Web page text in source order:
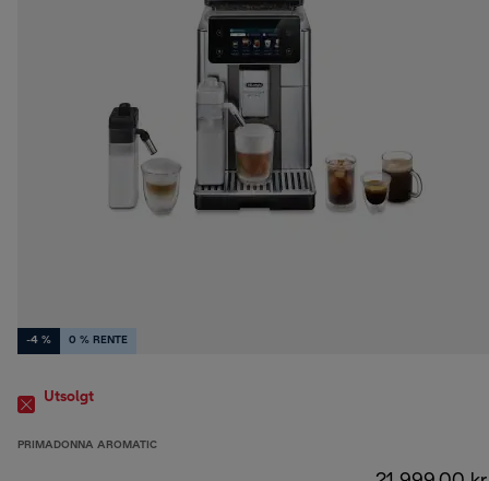
-4 % 0 % RENTE
Utsolgt
PRIMADONNA AROMATIC